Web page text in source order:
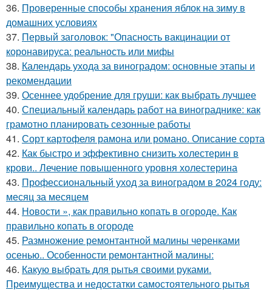
36. Проверенные способы хранения яблок на зиму в
домашних условиях
37. Первый заголовок: "Опасность вакцинации от
коронавируса: реальность или мифы
38. Календарь ухода за виноградом: основные этапы и
рекомендации
39. Осеннее удобрение для груши: как выбрать лучшее
40. Специальный календарь работ на винограднике: как
грамотно планировать сезонные работы
41. Сорт картофеля рамона или романо. Описание сорта
42. Как быстро и эффективно снизить холестерин в
крови.. Лечение повышенного уровня холестерина
43. Профессиональный уход за виноградом в 2024 году:
месяц за месяцем
44. Новости », как правильно копать в огороде. Как
правильно копать в огороде
45. Размножение ремонтантной малины черенками
осенью.. Особенности ремонтантной малины:
46. Какую выбрать для рытья своими руками.
Преимущества и недостатки самостоятельного рытья